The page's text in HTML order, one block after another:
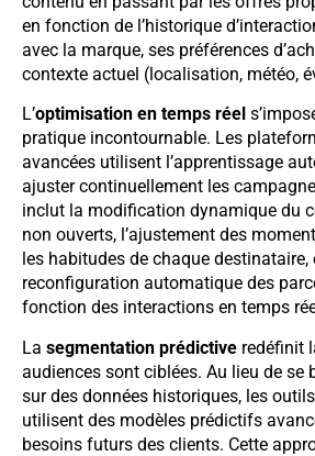
en fonction de l’historique
avec la marque, ses préférences
contexte actuel (localisation, météo,
L’optimisation en temps réel
pratique incontournable. Les
avancées utilisent l’apprentissage
ajuster continuellement les
inclut la modification dynamique du
non ouverts, l’ajustement des
les habitudes de chaque destinataire,
reconfiguration automatique des
fonction des interactions en temps
La segmentation prédictive redéfinit
audiences sont ciblées. Au lieu de se
sur des données historiques, les
utilisent des modèles prédictifs
besoins futurs des clients. Cette